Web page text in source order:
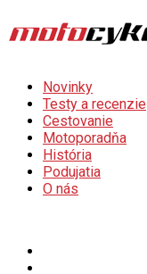
Novinky
Testy a recenzie
Cestovanie
Motoporadňa
História
Podujatia
O nás